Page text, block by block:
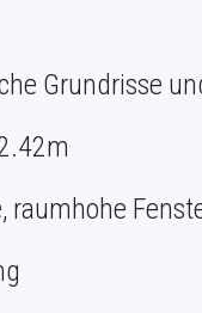
Grundrisse
raumhohe